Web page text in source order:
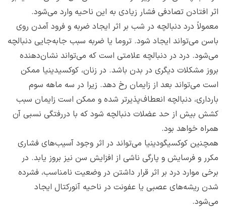
اثر افتادن تصادفی فشار زیادی به این ناحیه وارد می‌شود.
معمولاً درد دنبالچه در شب بر اثر ایجاد ضربه و فرود آمدن روی
باسن می‌تواند ایجاد شود. تروما یا ضربه سبب جابه‌جایی دنبالچه
می‌شود. درد در دنبالچه علامتی است که می‌تواند نشان‌دهنده
بروز مشکلات دیگری در بدن باشد. در زنان، کوکسیدینیا ممکن
است می‌تواند بعد از زایمان رخ دهد. زیرا در سه‌ ماهه سوم
بارداری، دنبالچه انعطاف‌پذیرتر شده و ممکن است زایمان سبب
کشش بیش از حد عضلات دنبالچه شود که با دررفتگی نسبی آن
همراه خواهد بود.
همچنین کوکسیگودینیا می‌تواند در اثر وجود آسیب‌‌های فشاری
مکرر و فرسایش و پارگی ناشی از افزایش سن نیز بروز یابد. در
برخی موارد درد بر اثر قرار داشتن در وضعیت نامناسب، فشرده
شدن ریشه‌‌های عصبی یا عفونت در ناحیه آنورکتال ایجاد
می‌شود.